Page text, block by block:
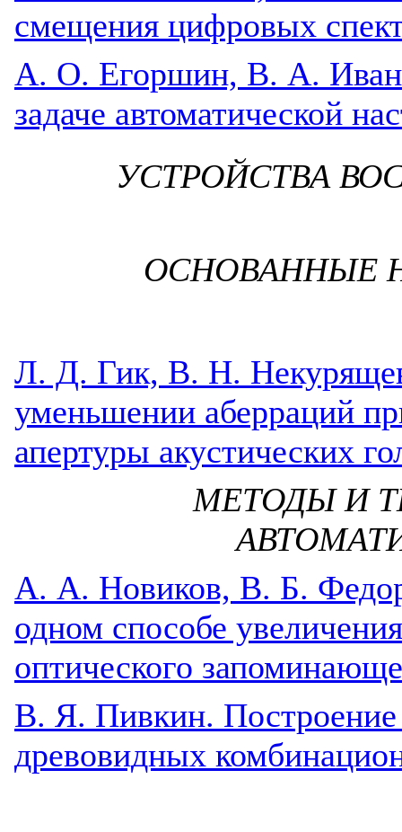
смещения цифровых
А. О. Егоршин, В. А.
задаче автоматической
УСТРОЙСТВА
ОСНОВАННЫЕ
Л. Д. Гик, В. Н.
уменьшении аберраций
апертуры акустических
МЕТОДЫ И
A. А. Новиков, В. Б.
одном способе
оптического
B. Я. Пивкин. Построение
древовидных